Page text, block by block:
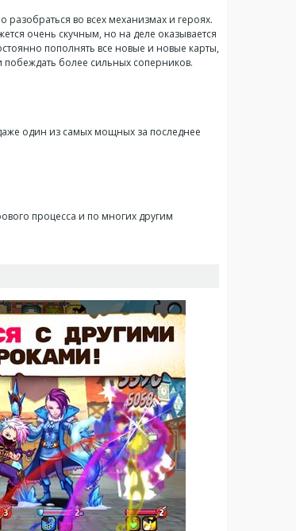
во всех механизмах и героях.
очень скучным, но на деле оказывается
пополнять все новые и новые карты,
побеждать более сильных соперников.
один из самых мощных за последнее
процесса и по многих другим